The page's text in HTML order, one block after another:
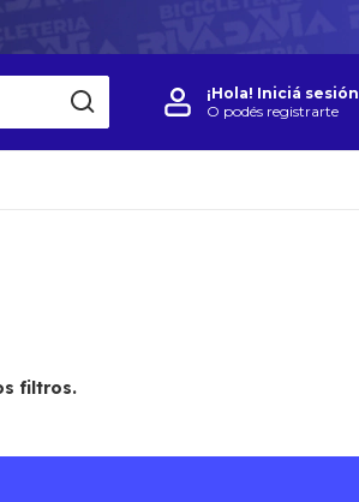
¡Hola! Iniciá sesión
O podés registrarte
filtros.